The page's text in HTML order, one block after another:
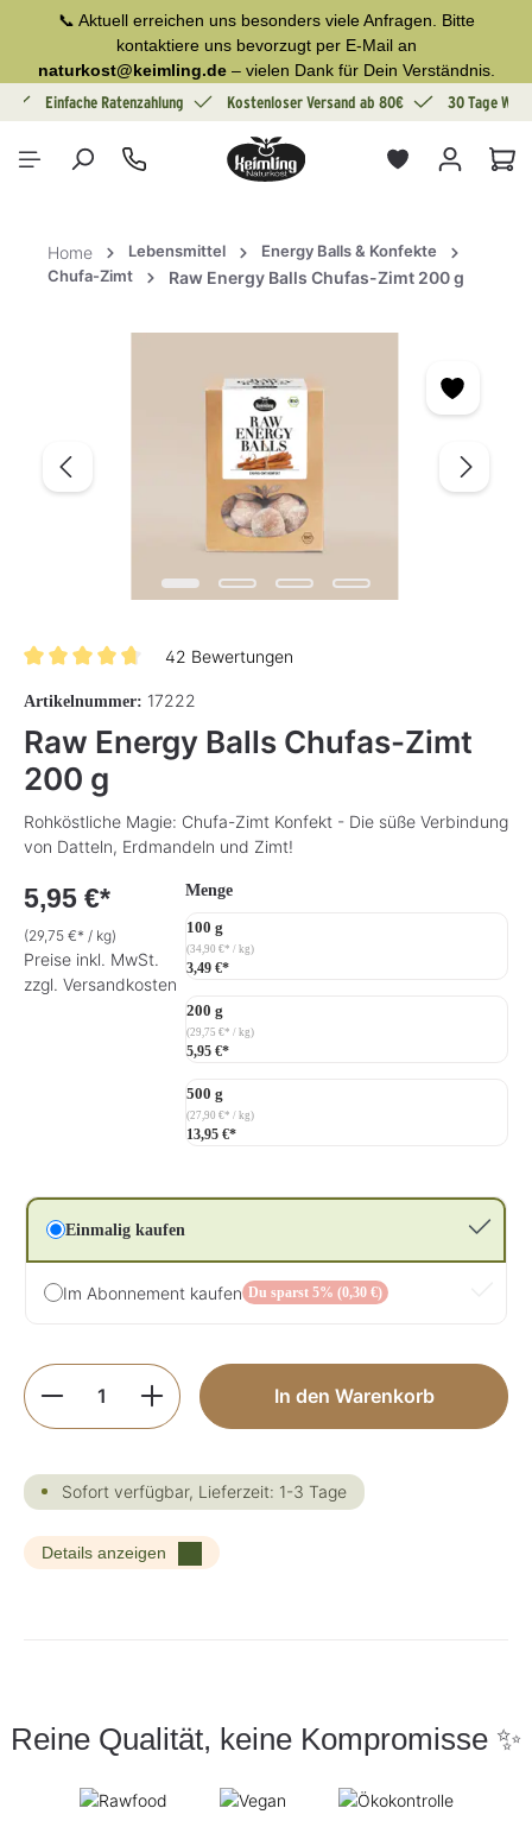
springen
📞 Aktuell erreichen uns besonders viele Anfragen. Bitte
kontaktiere uns bevorzugt per E-Mail an
naturkost@keimling.de– vielen Dank für Dein Verständnis.
Einfache Ratenzahlung Kostenloser Versand ab 80€ 30 Tage
Home Lebensmittel
Energy Balls & Konfekte
Chufa-Zimt
Raw Energy Balls Chufas-Zimt 200 g
42 Bewertungen
Artikelnummer: 17222
Raw Energy Balls Chufas-Zimt
200 g
Rohköstliche Magie: Chufa-Zimt Konfekt - Die süße Verbindung
von Datteln, Erdmandeln und Zimt!
5,95 €*
(29,75 €* / kg)
Preise inkl. MwSt.
zzgl. Versandkosten
Mengeauswählen
100 g
(34,90 €* / kg)
3,49 €*
200 g
(29,75 €* / kg)
5,95 €*
500 g
(27,90 €* / kg)
13,95 €*
Einmalig kaufen
Im Abonnement kaufen Du sparst 5% (0,30 €)
Produkt Anzahl: Gib den gewünschten
In den Warenkorb
Sofort verfügbar, Lieferzeit: 1-3 Tage
Details anzeigen
Reine Qualität, keine Kompromisse ✨